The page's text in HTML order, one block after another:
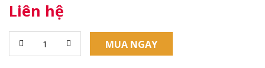
Liên hệ
MUA NGAY